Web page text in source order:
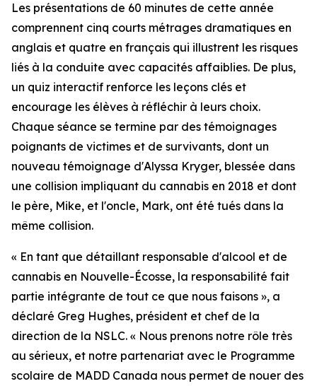
Les présentations de 60 minutes de cette année
comprennent cinq courts métrages dramatiques en
anglais et quatre en français qui illustrent les risques
liés à la conduite avec capacités affaiblies. De plus,
un quiz interactif renforce les leçons clés et
encourage les élèves à réfléchir à leurs choix.
Chaque séance se termine par des témoignages
poignants de victimes et de survivants, dont un
nouveau témoignage d'Alyssa Kryger, blessée dans
une collision impliquant du cannabis en 2018 et dont
le père, Mike, et l'oncle, Mark, ont été tués dans la
même collision.
« En tant que détaillant responsable d'alcool et de
cannabis en Nouvelle-Écosse, la responsabilité fait
partie intégrante de tout ce que nous faisons », a
déclaré Greg Hughes, président et chef de la
direction de la NSLC. « Nous prenons notre rôle très
au sérieux, et notre partenariat avec le Programme
scolaire de MADD Canada nous permet de nouer des